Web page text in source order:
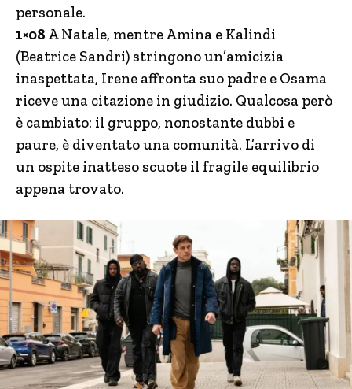
personale.
1×08 A Natale, mentre Amina e Kalindi
(Beatrice Sandri) stringono un’amicizia
inaspettata, Irene affronta suo padre e Osama
riceve una citazione in giudizio. Qualcosa però
è cambiato: il gruppo, nonostante dubbi e
paure, è diventato una comunità. L’arrivo di
un ospite inatteso scuote il fragile equilibrio
appena trovato.